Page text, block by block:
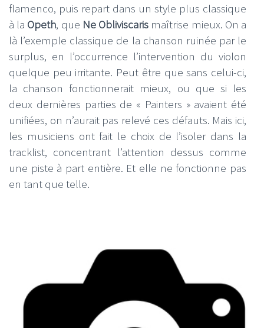
flamenco, puis repart dans un style plus classique
à la Opeth, que Ne Obliviscaris maîtrise mieux. On a
là l’exemple classique de la chanson ruinée par le
surplus, en l’occurrence l’intervention du violon
quelque peu irritante. Peut être que sans celui-ci,
la chanson fonctionnerait mieux, ou que si les
deux dernières parties de « Painters » avaient été
unifiées, on n’aurait pas relevé ces défauts. Mais ici,
les musiciens ont fait le choix de l’isoler dans la
tracklist, concentrant l’attention dessus comme
une piste à part entière. Et elle ne fonctionne pas
en tant que telle.